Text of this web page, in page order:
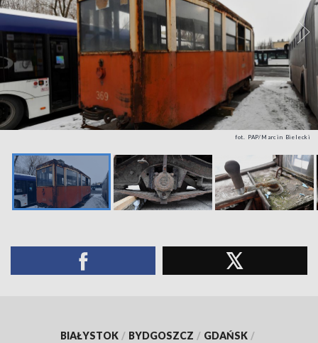
fot. PAP/Marcin Bielecki
BIAŁYSTOK / BYDGOSZCZ / GDAŃSK /